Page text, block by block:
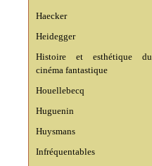
Haecker
Heidegger
Histoire et esthétique du
cinéma fantastique
Houellebecq
Huguenin
Huysmans
Infréquentables